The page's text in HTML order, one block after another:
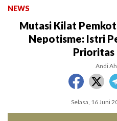
NEWS
Mutasi Kilat
Nepotisme: Istri
Prioritas
Andi
Selasa, 16 Juni